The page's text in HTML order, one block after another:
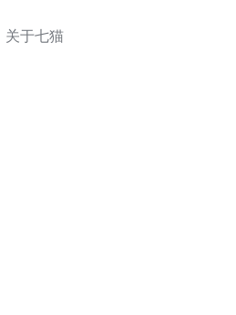
关于七猫